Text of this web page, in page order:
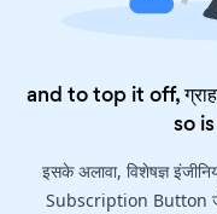
and to top it off,
so
इसके अलावा, विशेषज्ञ
Subscription Button